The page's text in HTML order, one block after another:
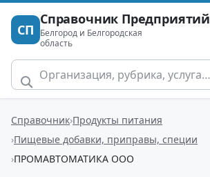
СП
Справочник Предприятий
Белгород и Белгородская
область
Справочник Продукты питания
Пищевые добавки, приправы, специи
ПРОМАВТОМАТИКА ООО